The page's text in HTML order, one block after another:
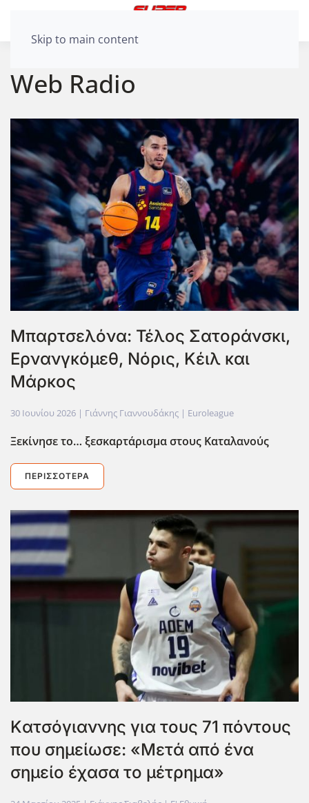
Skip to main content
Web Radio
Μπαρτσελόνα: Τέλος Σατοράνσκι,
Ερνανγκόμεθ, Νόρις, Κέιλ και
Μάρκος
30 Ιουνίου 2026 | Γιάννης Γιαννουδάκης | Euroleague
Ξεκίνησε το… ξεσκαρτάρισμα στους Καταλανούς
ΠΕΡΙΣΣΌΤΕΡΑ
Kατσόγιαννης για τους 71 πόντους
που σημείωσε: «Μετά από ένα
σημείο έχασα το μέτρημα»